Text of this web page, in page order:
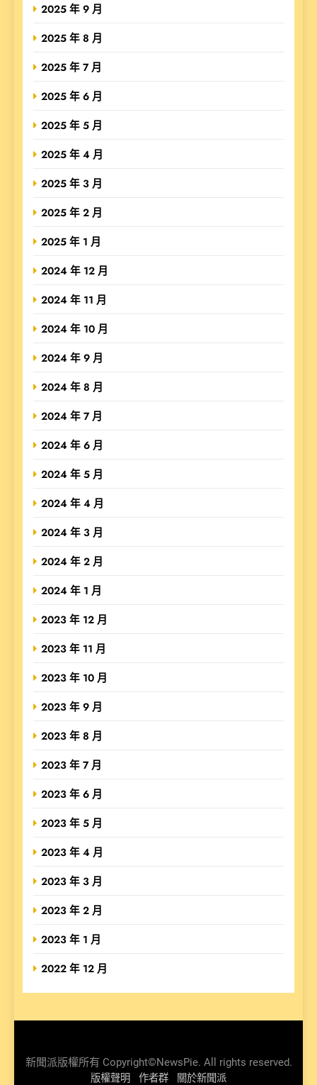
2025 年 9 月
2025 年 8 月
2025 年 7 月
2025 年 6 月
2025 年 5 月
2025 年 4 月
2025 年 3 月
2025 年 2 月
2025 年 1 月
2024 年 12 月
2024 年 11 月
2024 年 10 月
2024 年 9 月
2024 年 8 月
2024 年 7 月
2024 年 6 月
2024 年 5 月
2024 年 4 月
2024 年 3 月
2024 年 2 月
2024 年 1 月
2023 年 12 月
2023 年 11 月
2023 年 10 月
2023 年 9 月
2023 年 8 月
2023 年 7 月
2023 年 6 月
2023 年 5 月
2023 年 4 月
2023 年 3 月
2023 年 2 月
2023 年 1 月
2022 年 12 月
新聞派版權所有 Copyright©NewsPie. All rights reserved.
版權聲明 作者群 關於新聞派